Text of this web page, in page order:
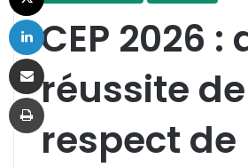
CEP 2026
réussite
respect
Imprimer